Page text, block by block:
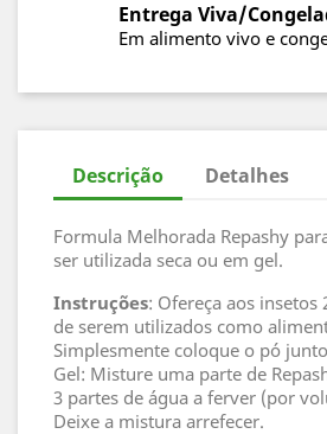
Entrega Viva/
Em alimento vivo e
Descrição Detalhes
Formula Melhorada Repashy
ser utilizada seca ou em gel.
Instruções: Ofereça aos insetos
de serem utilizados como
Simplesmente coloque o pó
Gel: Misture uma parte de
3 partes de água a ferver (por
Deixe a mistura arrefecer.